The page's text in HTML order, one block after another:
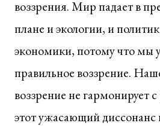
воззрения. Мир падает в
плане и экологии, и
экономики, потому что мы
правильное воззрение.
воззрение не гармонирует
этот ужасающий диссонанс